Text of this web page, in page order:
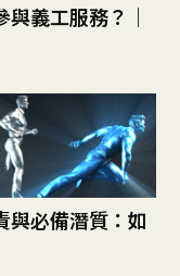
與義工服務？｜
與必備潛質：如